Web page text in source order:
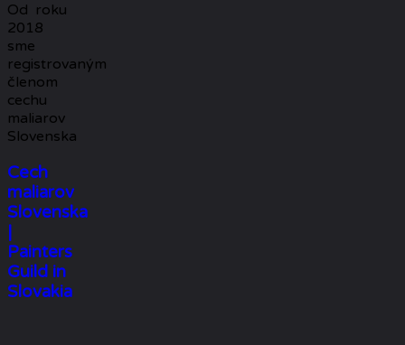
Od roku
2018
sme
registrovaným
členom
cechu
maliarov
Slovenska
Cech
maliarov
Slovenska
Painters
Guild in
Slovakia